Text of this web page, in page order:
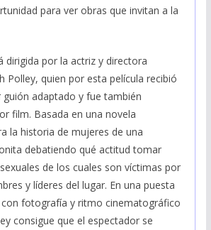
para ver obras que invitan a la
dirigida por la actriz y directora
Polley, quien por esta película recibió
adaptado y fue también
film. Basada en una novela
la historia de mujeres de una
debatiendo qué actitud tomar
de los cuales son víctimas por
y líderes del lugar. En una puesta
fotografía y ritmo cinematográfico
consigue que el espectador se